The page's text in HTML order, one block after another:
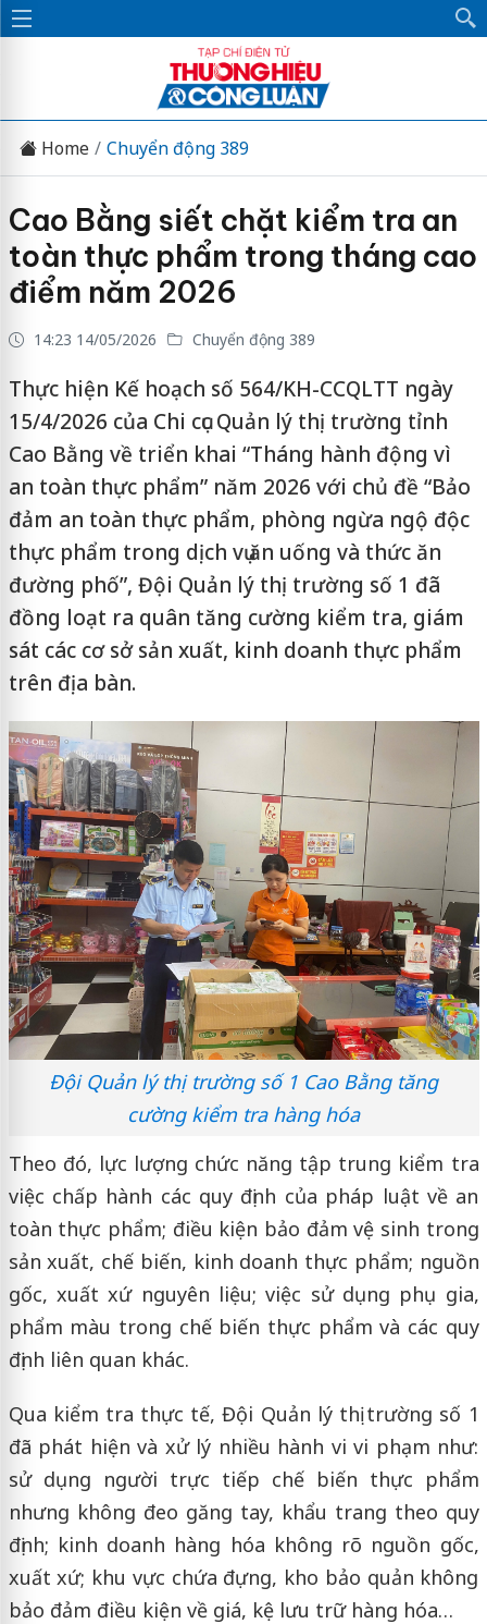
Home Chuyển động 389
Cao Bằng siết chặt kiểm tra an
toàn thực phẩm trong tháng cao
điểm năm 2026
14:23 14/05/2026 Chuyển động 389
Thực hiện Kế hoạch số 564/KH-CCQLTT ngày
15/4/2026 của Chi cục Quản lý thị trường tỉnh
Cao Bằng về triển khai “Tháng hành động vì
an toàn thực phẩm” năm 2026 với chủ đề “Bảo
đảm an toàn thực phẩm, phòng ngừa ngộ độc
thực phẩm trong dịch vụ ăn uống và thức ăn
đường phố”, Đội Quản lý thị trường số 1 đã
đồng loạt ra quân tăng cường kiểm tra, giám
sát các cơ sở sản xuất, kinh doanh thực phẩm
trên địa bàn.
Đội Quản lý thị trường số 1 Cao Bằng tăng
cường kiểm tra hàng hóa
Theo đó, lực lượng chức năng tập trung kiểm tra
việc chấp hành các quy định của pháp luật về an
toàn thực phẩm; điều kiện bảo đảm vệ sinh trong
sản xuất, chế biến, kinh doanh thực phẩm; nguồn
gốc, xuất xứ nguyên liệu; việc sử dụng phụ gia,
phẩm màu trong chế biến thực phẩm và các quy
định liên quan khác.
Qua kiểm tra thực tế, Đội Quản lý thị trường số 1
đã phát hiện và xử lý nhiều hành vi vi phạm như:
sử dụng người trực tiếp chế biến thực phẩm
nhưng không đeo găng tay, khẩu trang theo quy
định; kinh doanh hàng hóa không rõ nguồn gốc,
xuất xứ; khu vực chứa đựng, kho bảo quản không
bảo đảm điều kiện về giá, kệ lưu trữ hàng hóa…